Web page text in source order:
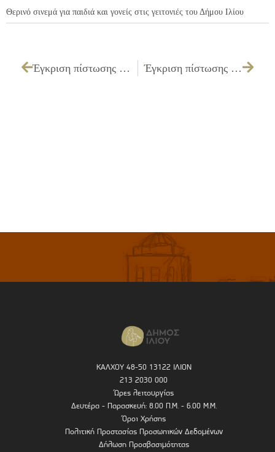
Θερινό σινεμά για παιδιά και γονείς στις γειτονιές του Δήμου Ιλίου
Έγκριση πίστωσης ποσού 5.550,00€ με Φ.Π.Α. για την θεατρική παράσταση με το έργο «Άσμα ασμάτων» στην αίθουσα θεάτρου Έγκριση πίστωσης ποσού 5.500,00€ με Φ.Π.Α. για την παρουσίαση κωμικής όπερας στην αίθουσα θεάτρου
ΚΑΛΧΟΥ 48-50 13122 ΙΛΙΟΝ
213 2030 000
Ώρες λειτουργίας
Δευτέρα - Παρασκευή: 8.00 Π.Μ. - 6.00 Μ.Μ.
Όροι Χρήσης
Πολιτική Προστασίας Προσωπικών Δεδομένων
Δήλωση Προσβασιμότητας